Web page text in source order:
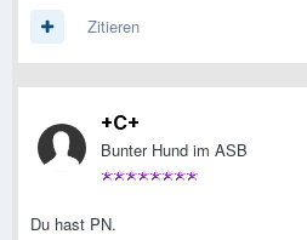
Zitieren
+C+
Bunter Hund im ASB
Du hast PN.